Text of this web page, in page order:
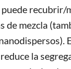
puede recubrir/
de mezcla
la